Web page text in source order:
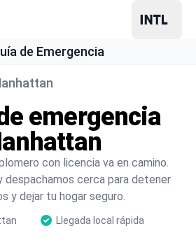
de Emergencia
emergencia
con licencia va en camino.
despachamos cerca para detener
y dejar tu hogar seguro.
Llegada local rápida